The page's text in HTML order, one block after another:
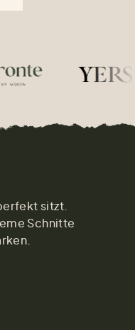
sitzt.
Schnitte